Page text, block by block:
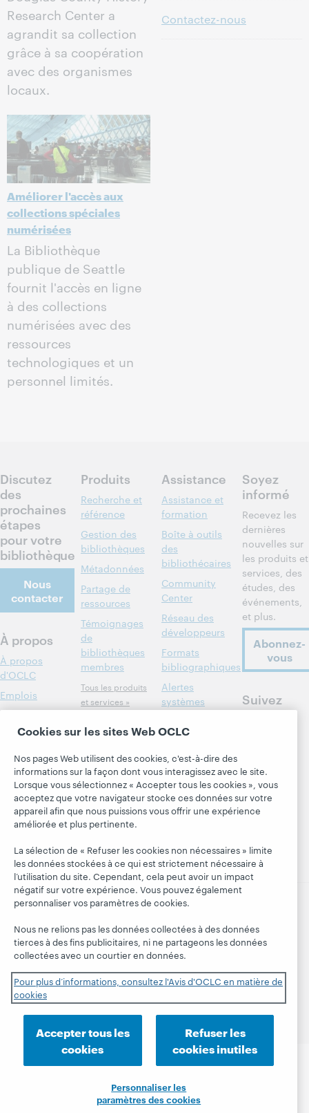
Research Center a
agrandit sa collection
grâce à sa coopération
avec des organismes
locaux.
Améliorer l'accès aux
collections spéciales
numérisées
La Bibliothèque
publique de Seattle
fournit l'accès en ligne
à des collections
numérisées avec des
ressources
technologiques et un
personnel limités.
Contactez-nous
Discutez
des
prochaines
étapes
pour votre
bibliothèque
Nous
contacter
À propos
À propos
d'OCLC
Emplois
appartenance
Administration
Adhésion
Gestion des
normes de
Produits
Recherche et
référence
Gestion des
bibliothèques
Métadonnées
Partage de
ressources
Témoignages
de
bibliothèques
membres
Tous les produits
et services »
Apprendre
WebJunction
Événements
Webinaires
sur demande
Assistance
Assistance et
formation
Boîte à outils
des
bibliothécaires
Community
Center
Réseau des
développeurs
Formats
bibliographiques
Alertes
systèmes
Blogues
Hanging
together
Blogue
President's
Soyez
informé
Recevez les
dernières
nouvelles sur
les produits et
services, des
études, des
événements,
et plus.
Abonnez-
vous
Suivez
OCLC
nationales et internationales d’OCLC, Inc. et de ses
affiliés.
Déclaration de confidentialité
Personnaliser les paramètres des cookies
Cookies sur les sites Web OCLC
Nos pages Web utilisent des cookies, c'est-à-dire des
informations sur la façon dont vous interagissez avec le site.
Lorsque vous sélectionnez « Accepter tous les cookies », vous
acceptez que votre navigateur stocke ces données sur votre
appareil afin que nous puissions vous offrir une expérience
améliorée et plus pertinente.
La sélection de « Refuser les cookies non nécessaires » limite
les données stockées à ce qui est strictement nécessaire à
l’utilisation du site. Cependant, cela peut avoir un impact
négatif sur votre expérience. Vous pouvez également
personnaliser vos paramètres de cookies.
Nous ne relions pas les données collectées à des données
tierces à des fins publicitaires, ni ne partageons les données
collectées avec un courtier en données.
Pour plus d’informations, consultez l'Avis d'OCLC en matière de
cookies
Accepter tous les
cookies
Refuser les
cookies inutiles
Personnaliser les
paramètres des cookies